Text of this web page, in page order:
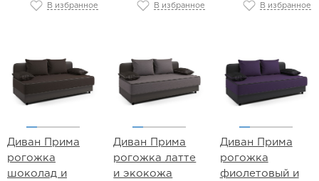
В избранное В избранное В избранное
Диван Прима
рогожка
шоколад и
Диван Прима
рогожка латте
и экокожа
Диван Прима
рогожка
фиолетовый и